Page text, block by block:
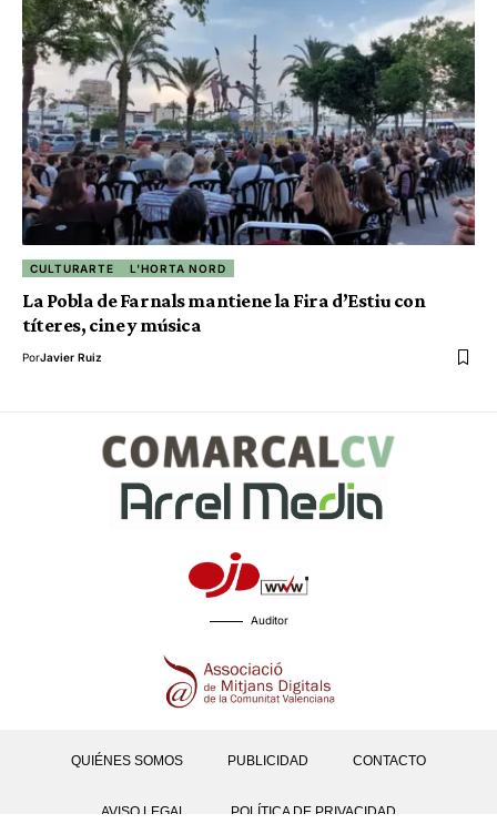
CULTURARTE L'HORTA NORD
La Pobla de Farnals mantiene la Fira d’Estiu con
títeres, cine y música
PorJavier Ruiz
Auditor
QUIÉNES SOMOS PUBLICIDAD CONTACTO
AVISO LEGAL POLÍTICA DE PRIVACIDAD